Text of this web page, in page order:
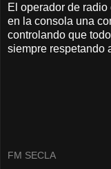
El operador de
en la consola una
controlando que
siempre respetando
FM SECLA